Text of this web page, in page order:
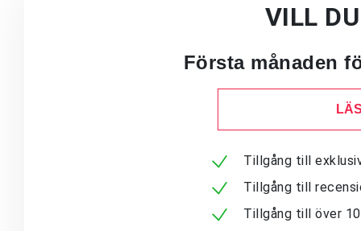
VILL
Första månaden
Tillgång till
Tillgång till
Tillgång till över